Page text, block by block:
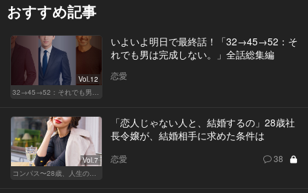
おすすめ記事
Vol.12
32→45→52：それでも男は完成しない。
いよいよ明日で最終話！「32→45→52：そ
れでも男は完成しない。」全話総集編
恋愛
Vol.7
コンパス〜28歳、人生の羅針盤〜
「恋人じゃない人と、結婚するの」28歳社
長令嬢が、結婚相手に求めた条件は
恋愛 38